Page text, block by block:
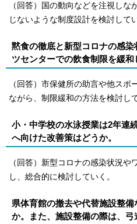
（回答）国の動向などを注視しな
じないような制度設計を検討して
黙食の徹底と新型コロナの感
ツセンターでの飲食制限を緩和
（回答）市保健所の助言や他スポ
ながら、制限緩和の方法を検討し
小・中学校の水泳授業は2年連
へ向けた改善策はどうか。
（回答）新型コロナの感染状況
し、総合的に検討していく。
県体育館の撤去や代替施設整
か。また、施設整備の際は、